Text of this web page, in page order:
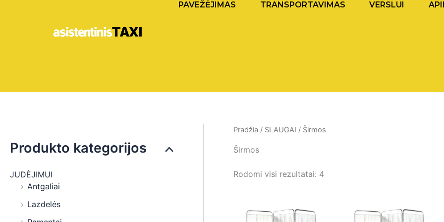
PAVEŽĖJIMAS TRANSPORTAVIMAS VERSLUI
Produkto kategorijos
JUDĖJIMUI
Antgaliai
Lazdelės
Pradžia / SLAUGAI / Širmos
Širmos
Rodomi visi rezultatai: 4